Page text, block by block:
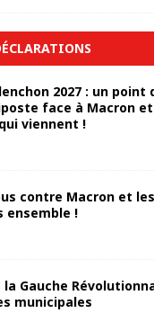
2027 : un point
face à Macron
viennent !
contre Macron et
ensemble !
Gauche
municipales